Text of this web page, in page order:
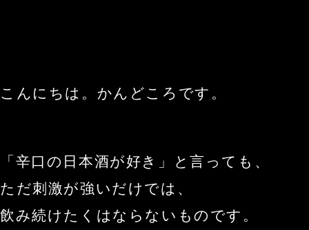
こんにちは。かんどころです。
「辛口の日本酒が好き」と言っても、
ただ刺激が強いだけでは、
飲み続けたくはならないものです。